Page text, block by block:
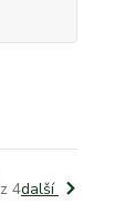
z 4další